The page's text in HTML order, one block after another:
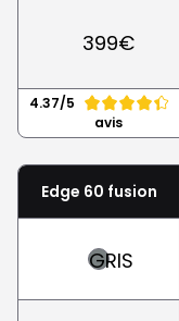
399€
4.37/5
avis
Edge 60 fusion
GRIS